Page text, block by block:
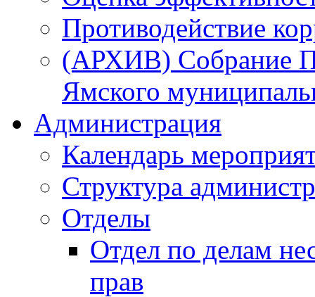
Противодействие
(АРХИВ) Собрание
Ямского
Администрация
Календарь
Структура
Отделы
Отдел по делам
прав